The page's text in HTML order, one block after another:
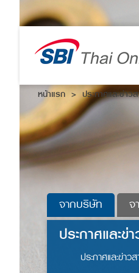
หน้าแรก ประกาศและข่าว
จากบริษัท จ
ประกาศและข่
ประกาศและข่า